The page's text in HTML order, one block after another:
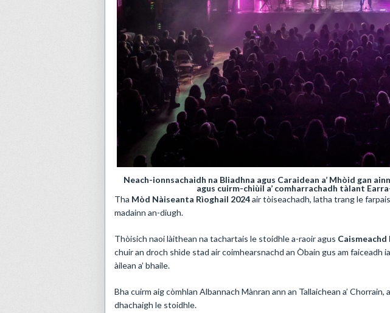
Neach-ionnsachaidh na Bliadhna agus Caraidean a’ Mhòid gan
agus cuirm-chiùil a’ comharrachadh tàlant
Tha Mòd Nàiseanta Rìoghail 2024air tòiseachadh, latha trang le
madainn an-diugh.
Thòisich naoi làithean na tachartais le stoidhle a-raoir agus Caismeachd
chuir an droch shìde stad air coimhearsnachd an Òbain gus am faiceadh
àilean a’ bhaile.
Bha cuirm aig còmhlan Albannach Mànran ann an Tallaichean a’ Chorrain,
dhachaigh le stoidhle.